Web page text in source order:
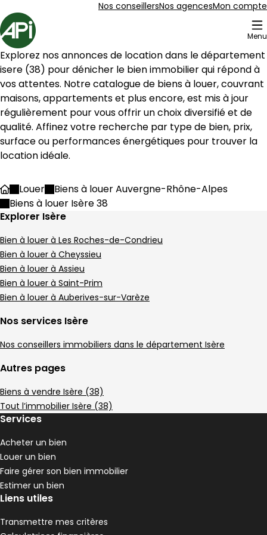
Nos conseillersNos agencesMon compte
Accueil
Menu
14 Appartements à louer Isère 38
107 m² 5 pièces Saint-Clair-
Aller à l'image1
Aller à l'image2
Aller à l'image3
Aller à l'image4
Aller à l'image5
239 000 €
Saint-Clair-du-Rhône - 38370
Appartement • 5 pièces • 107 m²
DPE :
D 3 chambres
,
Terrain 6 m²
,
714 €
Le Péage-de-Roussillon - 38550
DPE :
C 1 chambre 1 Terrasse
isere (38) pour dénicher le bien immobilier qui répond à
vos attentes. Notre catalogue de biens à louer, couvrant
maisons, appartements et plus encore, est mis à jour
régulièrement pour vous offrir un choix diversifié et de
qualité. Affinez votre recherche par type de bien, prix,
surface ou performances énergétiques pour trouver la
location idéale.
AccueilLouer
Biens à louer Auvergne-Rhône-Alpes
Biens à louer Isère 38
Explorer Isère
Bien à louer à Les Roches-de-Condrieu
Bien à louer à Cheyssieu
Bien à louer à Assieu
Bien à louer à Saint-Prim
Bien à louer à Auberives-sur-Varèze
Nos services Isère
Nos conseillers immobiliers dans le département Isère
Autres pages
Biens à vendre Isère (38)
Tout l’immobilier Isère (38)
Services
Acheter un bien
Louer un bien
Faire gérer son bien immobilier
Estimer un bien
Liens utiles
Transmettre mes critères